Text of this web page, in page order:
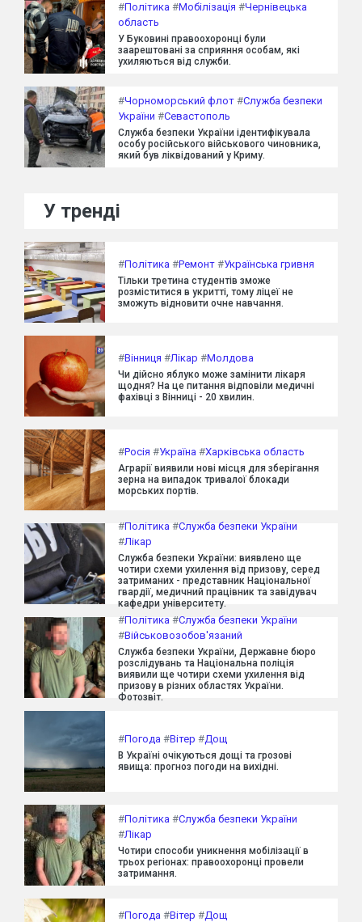
#Політика #Мобілізація #Чернівецька
область
У Буковині правоохоронці були
заарештовані за сприяння особам, які
ухиляються від служби.
#Чорноморський флот #Служба безпеки
України #Севастополь
Служба безпеки України ідентифікувала
особу російського військового чиновника,
який був ліквідований у Криму.
У тренді
#Політика #Ремонт #Українська гривня
Тільки третина студентів зможе
розміститися в укритті, тому ліцеї не
зможуть відновити очне навчання.
#Вінниця #Лікар #Молдова
Чи дійсно яблуко може замінити лікаря
щодня? На це питання відповіли медичні
фахівці з Вінниці - 20 хвилин.
#Росія #Україна #Харківська область
Аграрії виявили нові місця для зберігання
зерна на випадок тривалої блокади
морських портів.
#Політика #Служба безпеки України
#Лікар
Служба безпеки України: виявлено ще
чотири схеми ухилення від призову, серед
затриманих - представник Національної
гвардії, медичний працівник та завідувач
кафедри університету.
#Політика #Служба безпеки України
#Військовозобов'язаний
Служба безпеки України, Державне бюро
розслідувань та Національна поліція
виявили ще чотири схеми ухилення від
призову в різних областях України.
Фотозвіт.
#Погода #Вітер #Дощ
В Україні очікуються дощі та грозові
явища: прогноз погоди на вихідні.
#Політика #Служба безпеки України
#Лікар
Чотири способи уникнення мобілізації в
трьох регіонах: правоохоронці провели
затримання.
#Погода #Вітер #Дощ